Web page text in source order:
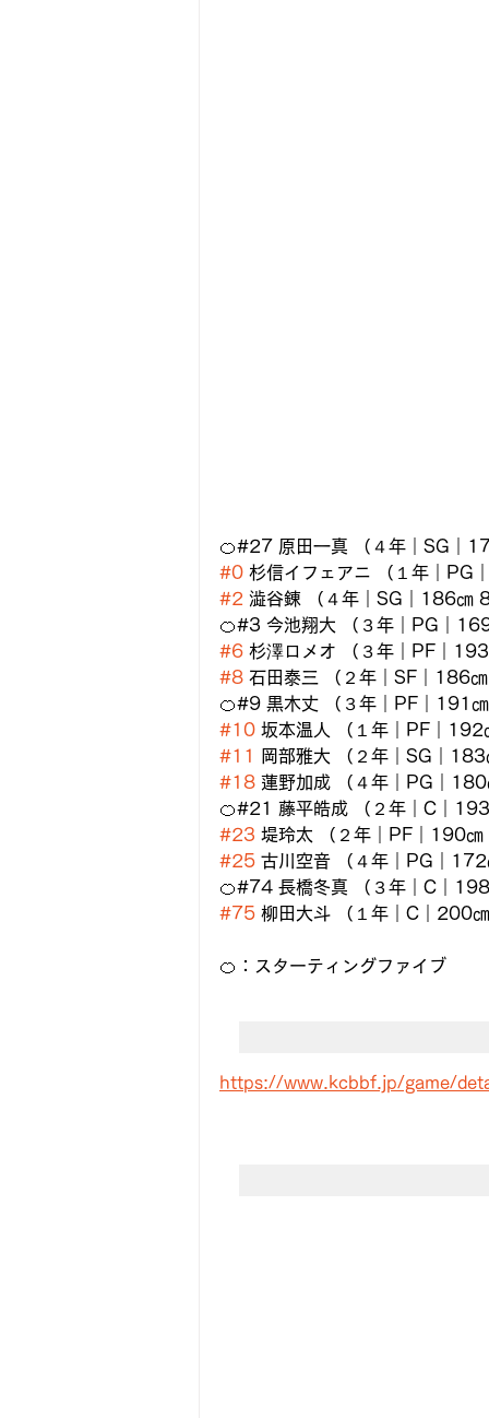
🍊#27 原田一真 （４年｜SG｜
#0 杉信イフェアニ （１年｜PG
#2 澁谷錬 （４年｜SG｜186㎝
🍊#3 今池翔大 （３年｜PG｜
#6 杉澤ロメオ （３年｜PF｜
#8 石田泰三 （２年｜SF｜186
🍊#9 黒木丈 （３年｜PF｜191
#10 坂本温人 （１年｜PF｜192
#11
岡部雅大 （２年｜SG｜
#18 蓮野加成 （４年｜PG｜
🍊#21 藤平皓成 （２年｜C｜
#23 堤玲太 （２年｜PF｜190
#25 古川空音 （４年｜PG｜
🍊#74 長橋冬真 （３年｜C｜
#75 柳田大斗 （１年｜C｜200
🍊：スターティングファイブ
https://www.kcbbf.jp/game/